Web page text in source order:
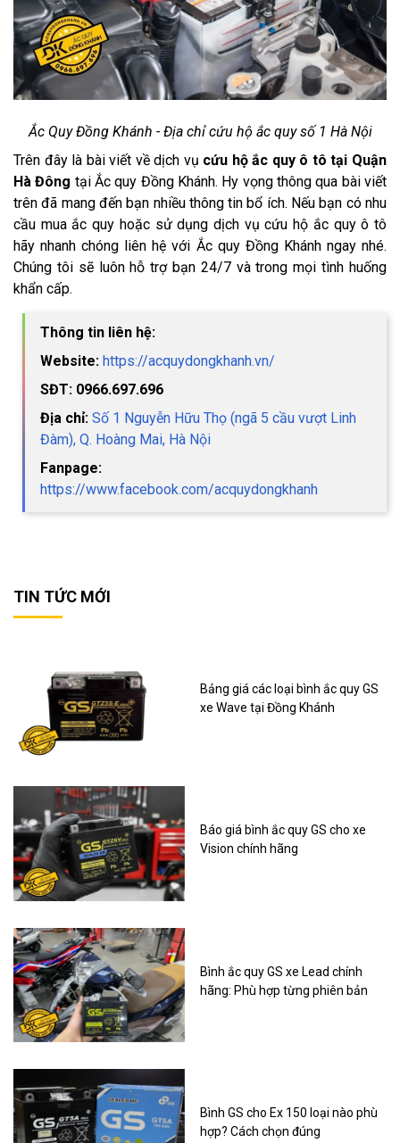
Ắc Quy Đồng Khánh - Địa chỉ cứu hộ ắc quy số 1 Hà Nội
Trên đây là bài viết về dịch vụ cứu hộ ắc quy ô tô tại Quận
Hà Đông tại Ắc quy Đồng Khánh. Hy vọng thông qua bài viết
trên đã mang đến bạn nhiều thông tin bổ ích. Nếu bạn có nhu
cầu mua ắc quy hoặc sử dụng dịch vụ cứu hộ ắc quy ô tô
hãy nhanh chóng liên hệ với Ắc quy Đồng Khánh ngay nhé.
Chúng tôi sẽ luôn hỗ trợ bạn 24/7 và trong mọi tình huống
khẩn cấp.
Thông tin liên hệ:
Website: https://acquydongkhanh.vn/
SĐT: 0966.697.696
Địa chỉ: Số 1 Nguyễn Hữu Thọ (ngã 5 cầu vượt Linh
Đàm), Q. Hoàng Mai, Hà Nội
Fanpage:
https://www.facebook.com/acquydongkhanh
TIN TỨC MỚI
Bảng giá các loại bình ắc quy GS
xe Wave tại Đồng Khánh
Báo giá bình ắc quy GS cho xe
Vision chính hãng
Bình ắc quy GS xe Lead chính
hãng: Phù hợp từng phiên bản
Bình GS cho Ex 150 loại nào phù
hợp? Cách chọn đúng